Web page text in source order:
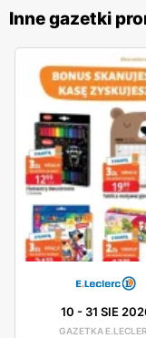
modne, ale również
zrównoważony
produkty
pozyskiwania
uznanie wśród
podejście do mody.
lokalizacjach na
szerokiej gamy
klientów. Firma
pomoc w wyborze
fachowe doradztwo
klientów.
Inne gazetki
10 - 31 SIE
GAZETKA